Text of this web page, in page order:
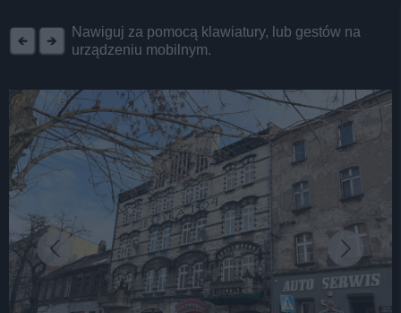
Nawiguj za pomocą klawiatury, lub gestów na
urządzeniu mobilnym.